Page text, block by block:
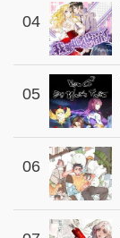
Chapter 28
Chapter 27
Chapter 26
Chapter 25
Chapter 24
Chapter 23
Chapter 22
Chapter 21
04
05
06